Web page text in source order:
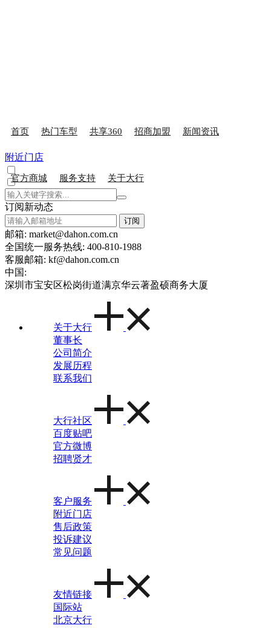
首页 热门车型 共享360 招商加盟 新闻资讯
官方商城 服务支持 关于大行
附近门店
订阅新动态
订阅
邮箱: market@dahon.com.cn
全国统一服务热线: 400-810-1988
客服邮箱: kf@dahon.com.cn
中国:
深圳市宝安区松岗街道满京华云著盈硕商务大厦
关于大行
董事长
公司简介
发展历程
联系我们
大行社区
百度贴吧
官方微博
招聘贤才
客户服务
附近门店
售后政策
投诉建议
常见问题
友情链接
国际站
北京大行